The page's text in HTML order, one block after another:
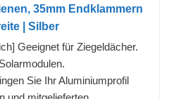
35mm Endklammern
| Silber
Geeignet für Ziegeldächer.
Sie Ihr Aluminiumprofil